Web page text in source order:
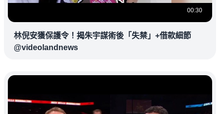
00:30
林倪安獲保護令！揭朱宇謀術後「失禁」+借款細節
@videolandnews